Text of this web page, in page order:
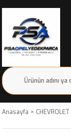
Anasayfa CHEVROLET